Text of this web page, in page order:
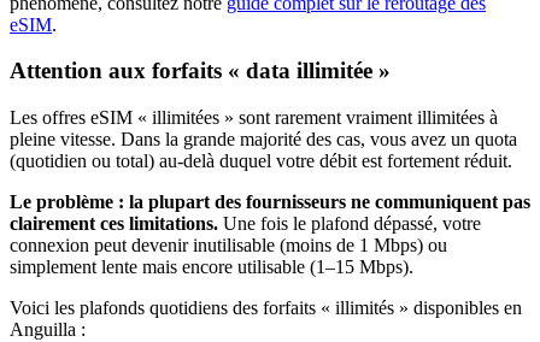
eSIM.
Attention aux forfaits « data illimitée »
Les offres eSIM « illimitées » sont rarement vraiment illimitées à
pleine vitesse. Dans la grande majorité des cas, vous avez un quota
(quotidien ou total) au-delà duquel votre débit est fortement réduit.
Le problème : la plupart des fournisseurs ne communiquent pas
clairement ces limitations. Une fois le plafond dépassé, votre
connexion peut devenir inutilisable (moins de 1 Mbps) ou
simplement lente mais encore utilisable (1–15 Mbps).
Voici les plafonds quotidiens des forfaits « illimités » disponibles en
Anguilla :